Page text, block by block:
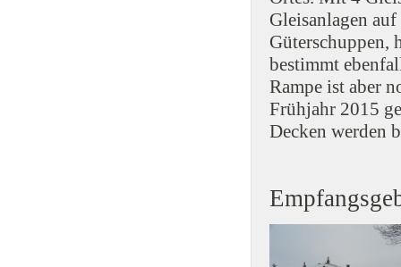
Gleisanlagen
Güterschuppen,
bestimmt
Rampe ist aber
Frühjahr 2015
Decken werden